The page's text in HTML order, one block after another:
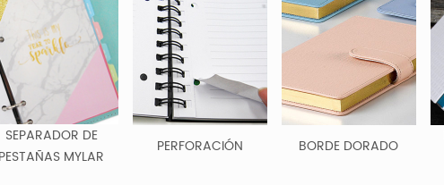
SEPARADOR DE
MYLAR
PERFORACIÓN BORDE DORADO